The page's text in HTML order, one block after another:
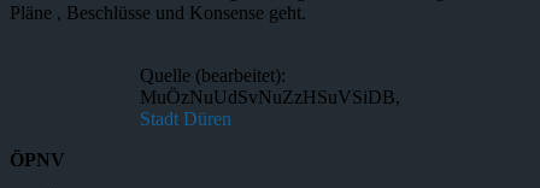
Pläne , Beschlüsse und Konsense geht.
Quelle (bearbeitet):
MuÖzNuUdSvNuZzHSuVSiDB,
Stadt Düren
ÖPNV